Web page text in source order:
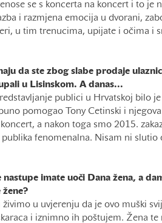
se s koncerta na koncert i to je
i razmjena emocija u dvorani,
u tim trenucima, upijate i očima i
da ste zbog slabe prodaje
u Lisinskom. A danas...
publici u Hrvatskoj bilo
pomogao Tony Cetinski i
a nakon toga smo 2015.
publika fenomenalna. Nisam ni
nastupe imate uoči Dana žena, a
žene?
živimo u uvjerenju da je ovo muški
i iznimno ih poštujem. Žena